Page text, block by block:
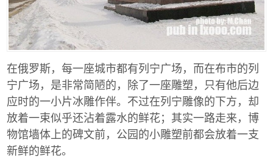
在俄罗斯，每一座城市都有列宁广场，而在布市的列
宁广场，是非常简陋的，除了一座雕塑，只有他后边
应时的一小片冰雕作伴。不过在列宁雕像的下方，却
放着一束似乎还沾着露水的鲜花；其实一路走来，博
物馆墙体上的碑文前，公园的小雕塑前都会放着一支
新鲜的鲜花。